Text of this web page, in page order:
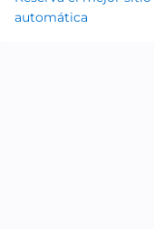
automática